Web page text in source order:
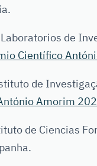
Laboratorios de
Científico
de
Amorim
de Ciencias